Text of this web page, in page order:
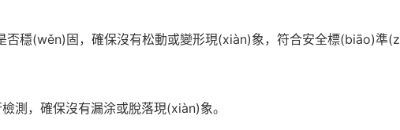
穩(wěn)固，確保沒有松動或變形現(xiàn)象，符合安全標(biāo)準
測，確保沒有漏涂或脫落現(xiàn)象。